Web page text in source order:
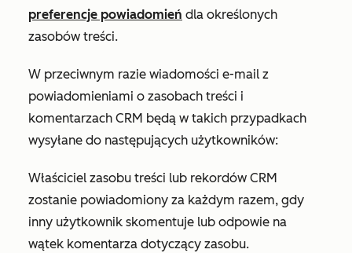
preferencje powiadomień dla określonych
zasobów treści.
W przeciwnym razie wiadomości e-mail z
powiadomieniami o zasobach treści i
komentarzach CRM będą w takich przypadkach
wysyłane do następujących użytkowników:
Właściciel zasobu treści lub rekordów CRM
zostanie powiadomiony za każdym razem, gdy
inny użytkownik skomentuje lub odpowie na
wątek komentarza dotyczący zasobu.